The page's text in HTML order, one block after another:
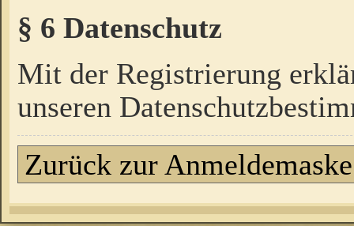
§ 6 Datenschutz
Mit der Registrierung
unseren
Zurück zur Anmeldemaske